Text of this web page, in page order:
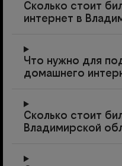
Сколько стоит
интернет в
Что нужно для
домашнего
Сколько стоит
Владимирской